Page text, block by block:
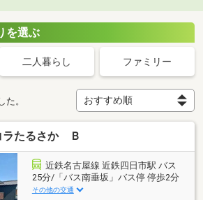
を選ぶ
二人暮らし ファミリー
た。
ラたるさか Ｂ
近鉄名古屋線 近鉄四日市駅 バス
25分/「バス南垂坂」バス停 停歩2分
その他の交通